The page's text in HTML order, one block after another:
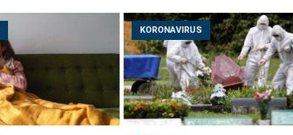
KORONAVIRUS